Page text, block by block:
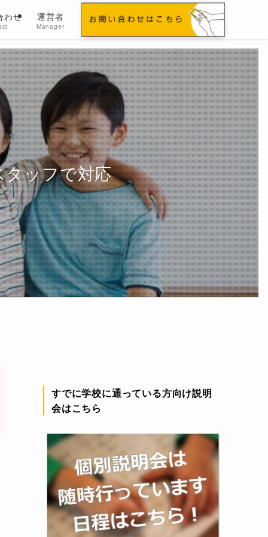
わせ 運営者
Manager
指導を行う学童保育です。
ッフで対応
すでに学校に通っている方向け説明
会はこちら